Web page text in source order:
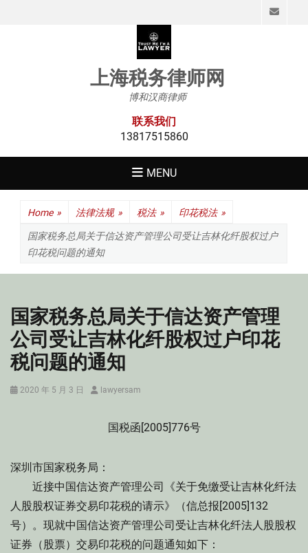
上海税务律师网
博和汉商律师
联系我们
13817515860
MENU
Home » 法律法规 » 税法 » 印花税法 »
国家税务总局关于信达资产管理公司受让吉林化纤股权过户
印花税问题的通知
国家税务总局关于信达资产管理
公司受让吉林化纤股权过户印花
税问题的通知
Posted
2020 年 5 月 3 日 Authorlawyersam
国税函[2005]776号
深圳市国家税务局：
近接中国信达资产管理公司《关于免缴受让吉林化纤法
人股股权证券交易印花税的请示》（信总报[2005]132
号）。现就中国信达资产管理公司受让吉林化纤法人股股权
证券（股票）交易印花税的问题通知如下：